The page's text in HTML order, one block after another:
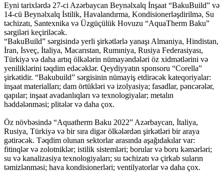
Eyni tarixlərdə 27-ci Azərbaycan Beynəlxalq İnşaat “BakuBuild” və
14-cü Beynəlxalq İstilik, Havalandırma, Kondisionerləşdirilmə, Su
təchizatı, Santexnika və Üzgüçülük Hovuzu “AquaTherm Baku”
sərgiləri keçiriləcək.
“BakuBuild” sərgisində yerli şirkətlərlə yanaşı Almaniya, Hindistan,
İran, İsveç, İtaliya, Macarıstan, Rumıniya, Rusiya Federasiyası,
Türkiyə və daha artıq ölkələrin nümayəndələri öz xidmətlərini və
yeniliklərini təqdim edəcəklər. Qeydiyyatın sponsoru “Corella”
şirkətidir. “Bakubuild” sərgisinin nümayiş etdirəcək kateqoriyalar:
inşaat materialları; dam örtükləri və izolyasiya; fasadlar, pəncərələr,
qapılar; inşaat avadanlıqları və texnologiyalar; metalın
həddələnməsi; plitələr və daha çox.
Öz növbəsində “Aquatherm Baku 2022” Azərbaycan, İtaliya,
Rusiya, Türkiyə və bir sıra digər ölkələrdən şirkətləri bir araya
gətirəcək. Təqdim olunan sektorlar arasında aşağıdakılar var:
fitinqlər və zolotniklər; istilik sistemləri; borular və boru kəmərləri;
su və kanalizasiya texnologiyaları; su təchizatı və çirkab suların
təmizlənməsi; hava kondisionerləri; ventilyatorlar və daha çox.